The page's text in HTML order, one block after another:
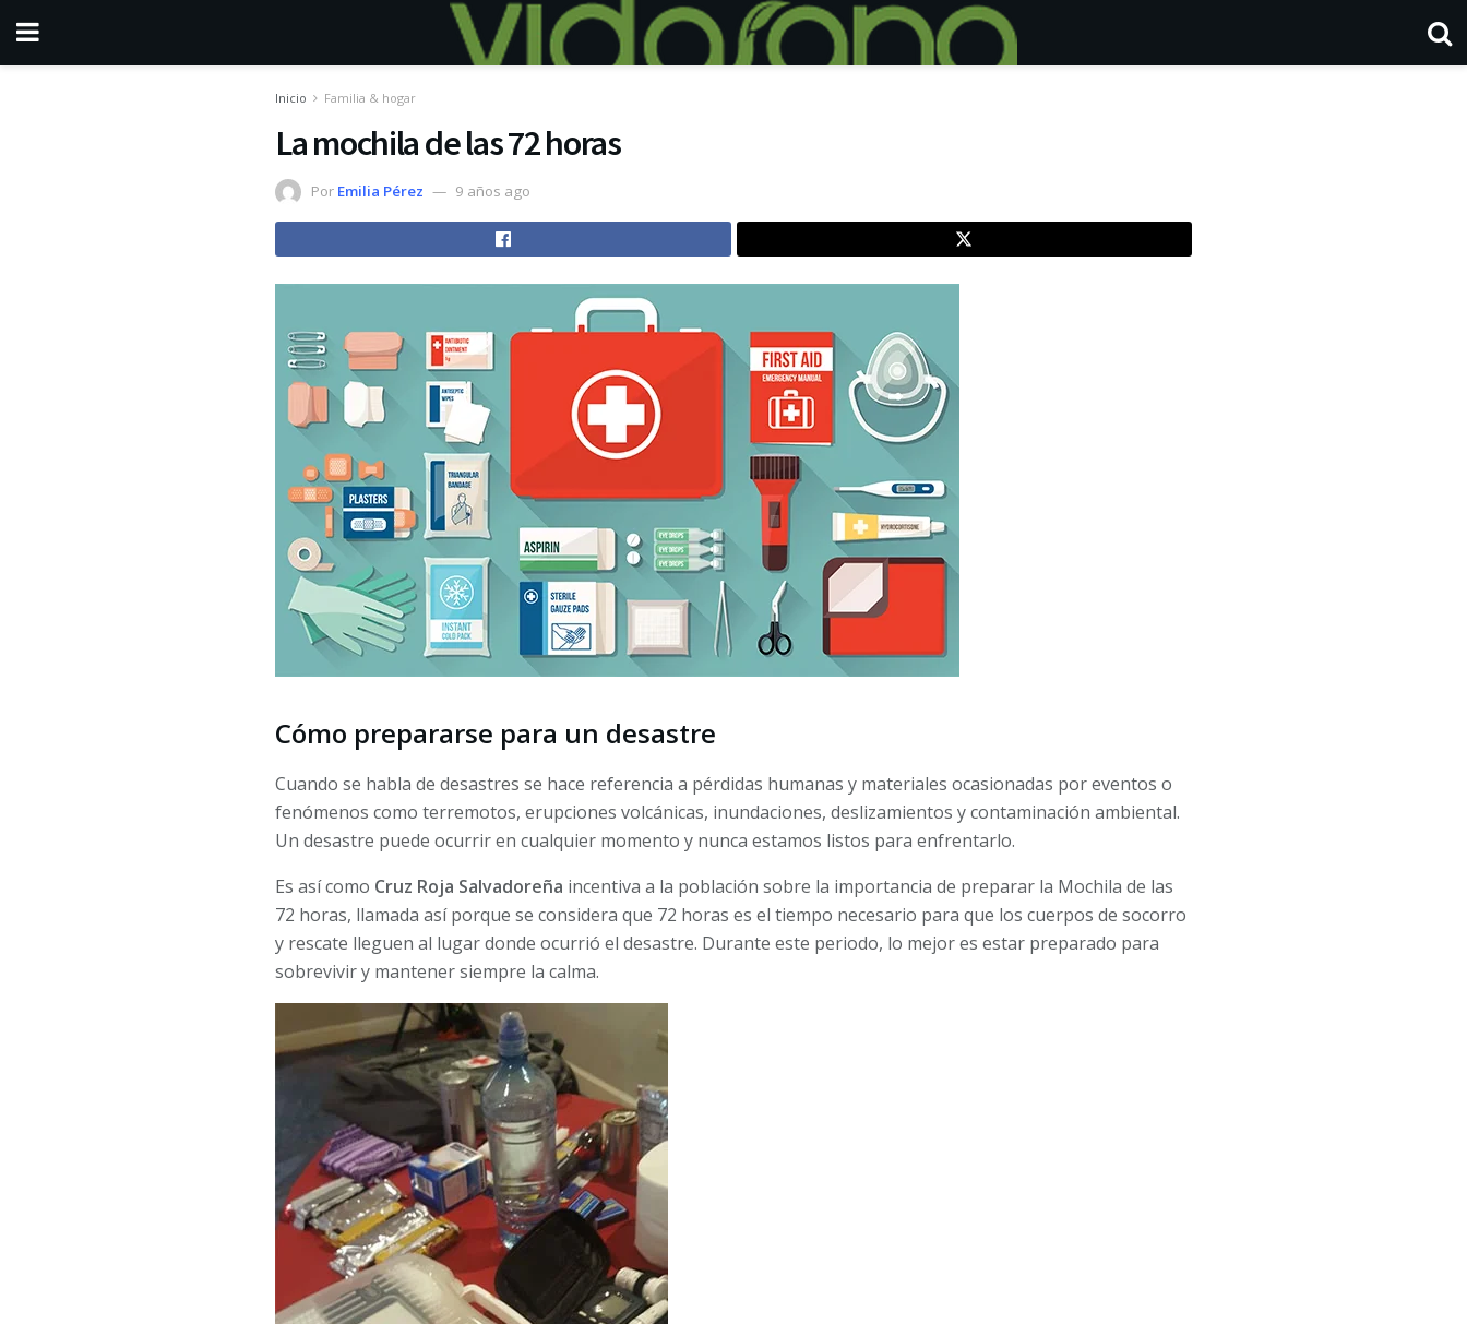
Inicio Familia & hogar
La mochila de las 72 horas
Por Emilia Pérez 9 años ago
Cómo prepararse para un desastre
Cuando se habla de desastres se hace referencia a pérdidas humanas y materiales ocasionadas por eventos o
fenómenos como terremotos, erupciones volcánicas, inundaciones, deslizamientos y contaminación ambiental.
Un desastre puede ocurrir en cualquier momento y nunca estamos listos para enfrentarlo.
Es así como Cruz Roja Salvadoreña incentiva a la población sobre la importancia de preparar la Mochila de las
72 horas, llamada así porque se considera que 72 horas es el tiempo necesario para que los cuerpos de socorro
y rescate lleguen al lugar donde ocurrió el desastre. Durante este periodo, lo mejor es estar preparado para
sobrevivir y mantener siempre la calma.